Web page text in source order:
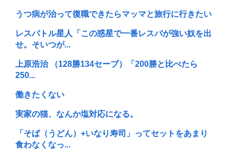
うつ病が治って復職できたらマッマと旅行に行きたい
レスバトル星人「この惑星で一番レスバが強い奴を出
せ。そいつが...
上原浩治 （128勝134セーブ）「200勝と比べたら
250...
働きたくない
実家の猫、なんか塩対応になる。
「そば（うどん）+いなり寿司」ってセットをあまり
食わなくなっ...